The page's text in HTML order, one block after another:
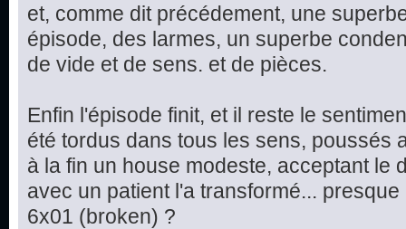
et, comme dit précédement, une
épisode, des larmes, un superbe
de vide et de sens. et de pièces.
Enfin l'épisode finit, et il reste le
été tordus dans tous les sens, poussés
à la fin un house modeste, acceptant le
avec un patient l'a transformé...
6x01 (broken) ?